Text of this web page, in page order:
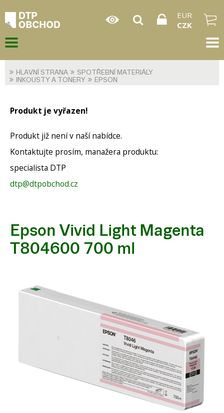
EUR
CZK
HLAVNÍ STRANA
SPOTŘEBNÍ MATERIÁLY
INKOUSTY A TONERY
EPSON
Produkt je vyřazen!
Produkt již není v naší nabídce.
Kontaktujte prosím, manažera produktu:
specialista DTP
dtp@dtpobchod.cz
Epson Vivid Light Magenta
T804600 700 ml